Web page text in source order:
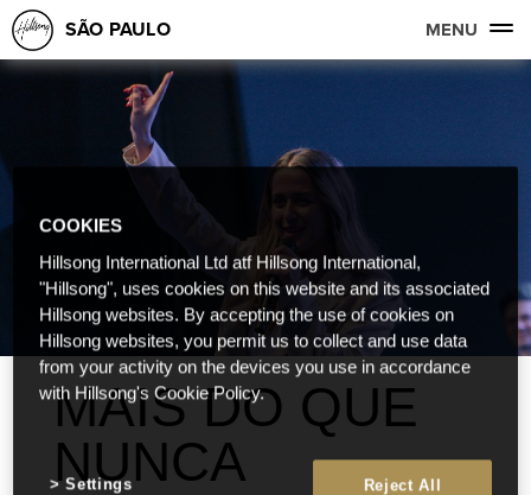
SÃO PAULO MENU
MAIS DO QUE
NUNCA
COOKIES
Hillsong International Ltd atf Hillsong International,
"Hillsong", uses cookies on this website and its associated
Hillsong websites. By accepting the use of cookies on
Hillsong websites, you permit us to collect and use data
from your activity on the devices you use in accordance
with Hillsong's Cookie Policy.
Reject All
Settings